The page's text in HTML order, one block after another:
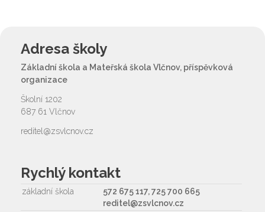
Adresa školy
Základní škola a Mateřská škola Vlčnov, příspěvková
organizace
Školní 1202
687 61 Vlčnov
reditel@zsvlcnov.cz
Rychlý kontakt
základní škola
572 675 117, 725 700 665
reditel@zsvlcnov.cz